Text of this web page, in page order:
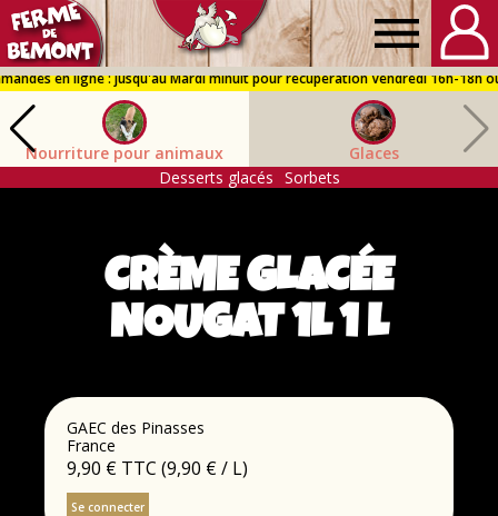
Ferme
Bémont
Nourriture pour animaux
Glaces
Desserts glacés Sorbets
CRÈME GLACÉE
NOUGAT 1L 1 L
GAEC des Pinasses
France
9,90 € TTC (9,90 € / L)
Se connecter